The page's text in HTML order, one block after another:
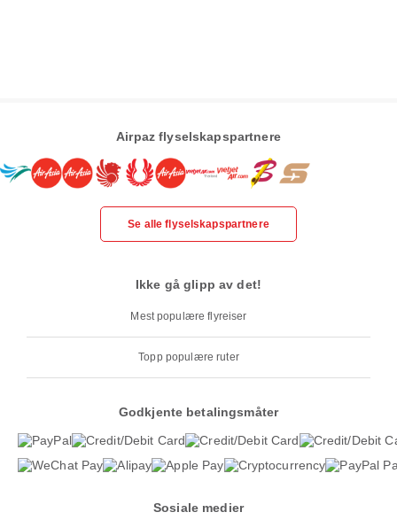
Airpaz flyselskapspartnere
Se alle flyselskapspartnere
Ikke gå glipp av det!
Mest populære flyreiser
Topp populære ruter
Godkjente betalingsmåter
Sosiale medier